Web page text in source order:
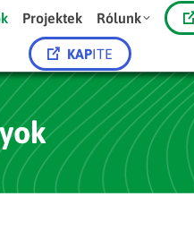
Projektek Rólunk
KAPITE